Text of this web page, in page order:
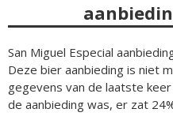
San Miguel Especial
Deze bier aanbieding is niet
gegevens van de laatste
de aanbieding was, er zat